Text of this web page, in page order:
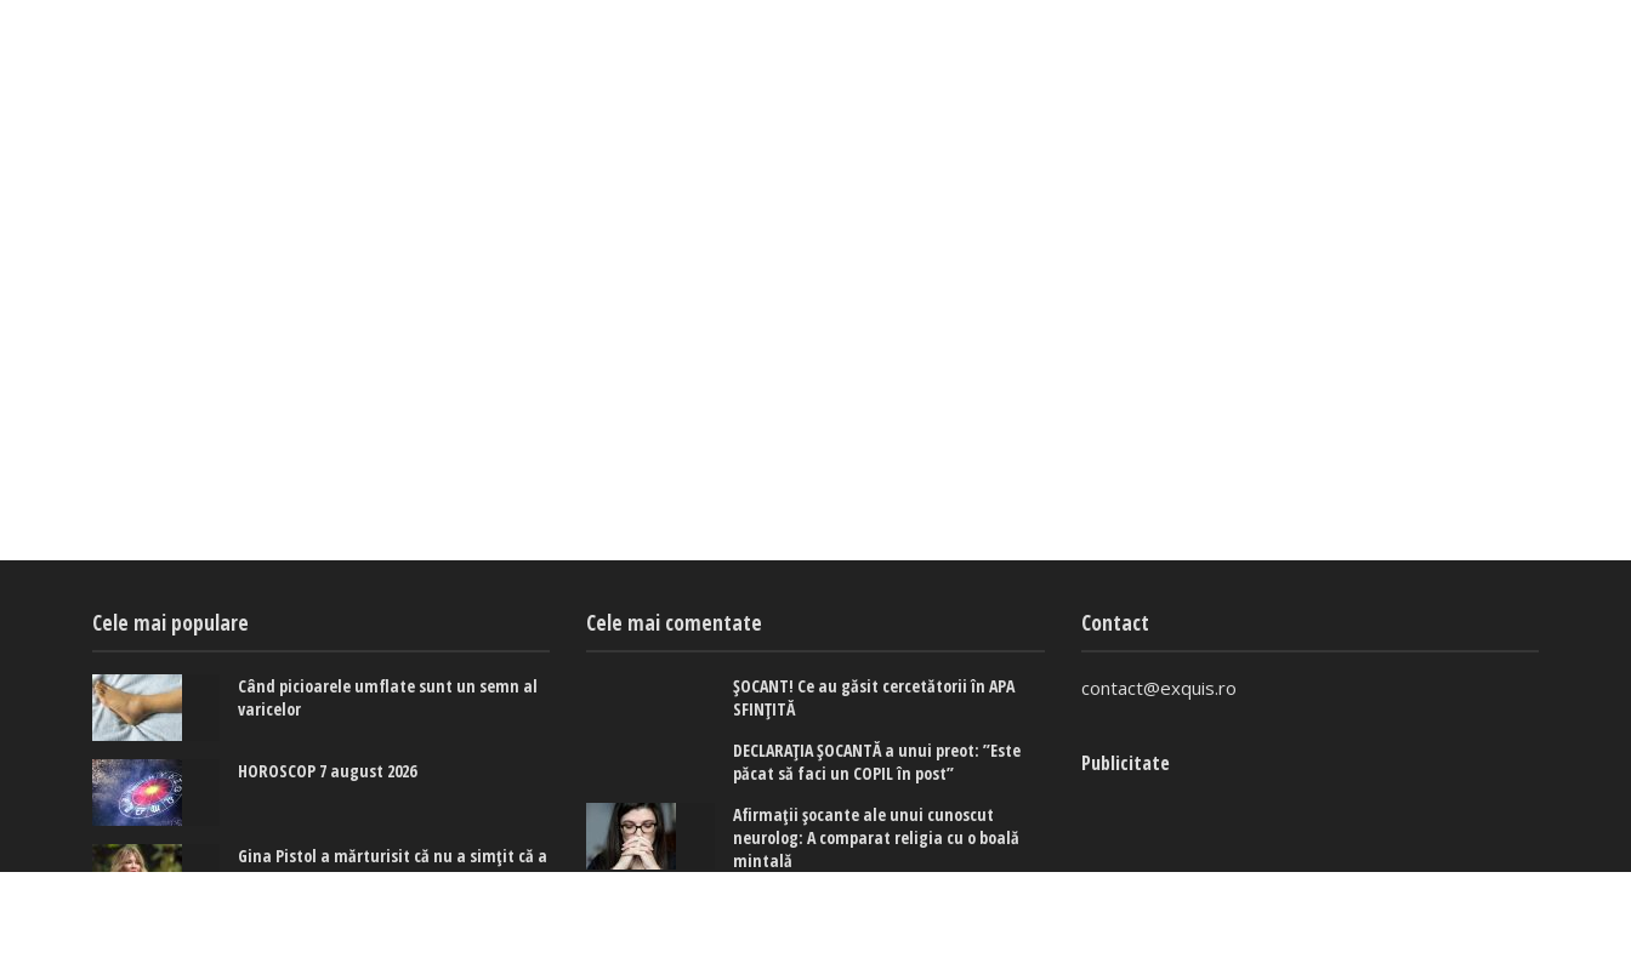
Cele mai populare
Când picioarele umflate sunt un semn al
varicelor
HOROSCOP 7 august 2026
Gina Pistol a mărturisit că nu a simțit că a
aparținut nimănui de când era mică: Cine
Cele mai comentate
ȘOCANT! Ce au găsit cercetătorii în APA
SFINȚITĂ
DECLARAȚIA ȘOCANTĂ a unui preot: ”Este
păcat să faci un COPIL în post”
Afirmaţii şocante ale unui cunoscut
neurolog: A comparat religia cu o boală
mintală
Contact
contact@exquis.ro
Publicitate